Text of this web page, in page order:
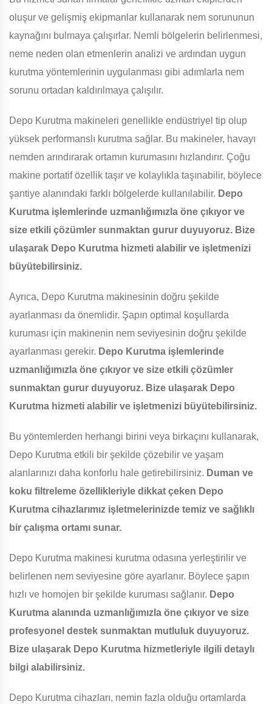
oluşur ve gelişmiş ekipmanlar kullanarak nem sorununun
kaynağını bulmaya çalışırlar. Nemli bölgelerin belirlenmesi,
neme neden olan etmenlerin analizi ve ardından uygun
kurutma yöntemlerinin uygulanması gibi adımlarla nem
sorunu ortadan kaldırılmaya çalışılır.
Depo Kurutma makineleri genellikle endüstriyel tip olup
yüksek performanslı kurutma sağlar. Bu makineler, havayı
nemden arındırarak ortamın kurumasını hızlandırır. Çoğu
makine portatif özellik taşır ve kolaylıkla taşınabilir, böylece
şantiye alanındaki farklı bölgelerde kullanılabilir. Depo
Kurutma işlemlerinde uzmanlığımızla öne çıkıyor ve
size etkili çözümler sunmaktan gurur duyuyoruz. Bize
ulaşarak Depo Kurutma hizmeti alabilir ve işletmenizi
büyütebilirsiniz.
Ayrıca, Depo Kurutma makinesinin doğru şekilde
ayarlanması da önemlidir. Şapın optimal koşullarda
kuruması için makinenin nem seviyesinin doğru şekilde
ayarlanması gerekir. Depo Kurutma işlemlerinde
uzmanlığımızla öne çıkıyor ve size etkili çözümler
sunmaktan gurur duyuyoruz. Bize ulaşarak Depo
Kurutma hizmeti alabilir ve işletmenizi büyütebilirsiniz.
Bu yöntemlerden herhangi birini veya birkaçını kullanarak,
Depo Kurutma etkili bir şekilde çözebilir ve yaşam
alanlarınızı daha konforlu hale getirebilirsiniz. Duman ve
koku filtreleme özellikleriyle dikkat çeken Depo
Kurutma cihazlarımız işletmelerinizde temiz ve sağlıklı
bir çalışma ortamı sunar.
Depo Kurutma makinesi kurutma odasına yerleştirilir ve
belirlenen nem seviyesine göre ayarlanır. Böylece şapın
hızlı ve homojen bir şekilde kuruması sağlanır. Depo
Kurutma alanında uzmanlığımızla öne çıkıyor ve size
profesyonel destek sunmaktan mutluluk duyuyoruz.
Bize ulaşarak Depo Kurutma hizmetleriyle ilgili detaylı
bilgi alabilirsiniz.
Depo Kurutma cihazları, nemin fazla olduğu ortamlarda